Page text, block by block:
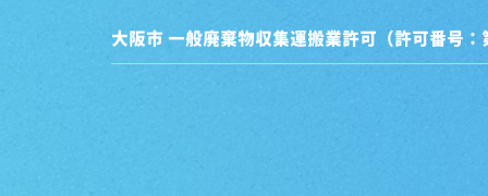
大阪市 一般廃棄物収集運搬業許可（許可番号